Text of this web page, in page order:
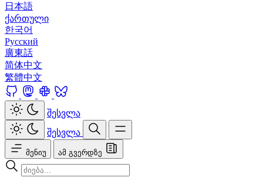
日本語
ქართული
한국어
Русский
廣東話
简体中文
繁體中文
შესვლა
შესვლა
მენიუ ამ გვერდზე